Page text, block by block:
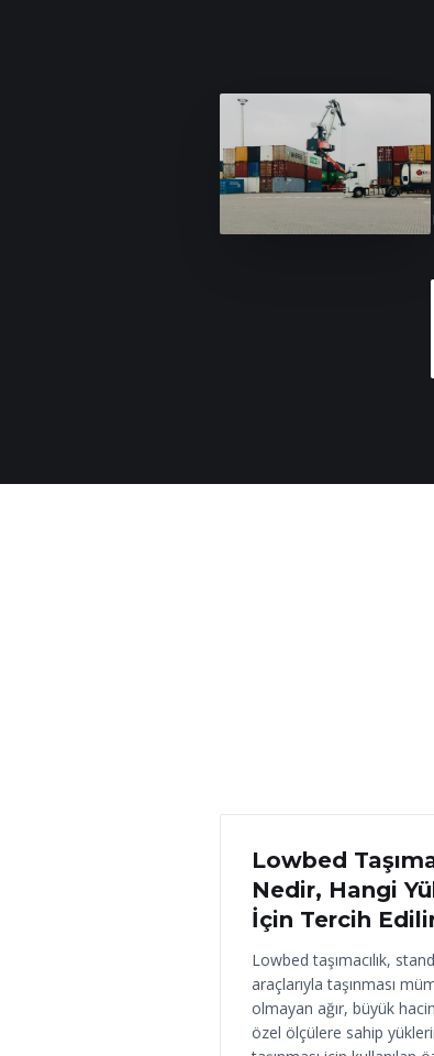
18 Haziran 2026
Lowbed
Nedir, Hangi
İçin Tercih
Lowbed taşımacılık,
araçlarıyla taşınması
olmayan ağır, büyük
özel ölçülere sahip